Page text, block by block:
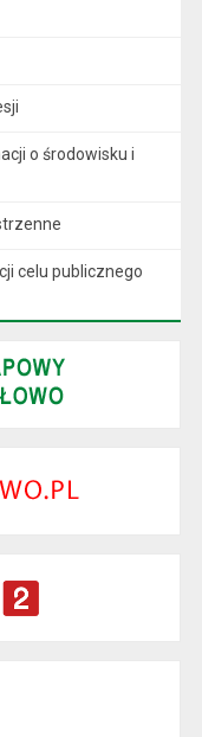
o środowisku i
celu publicznego